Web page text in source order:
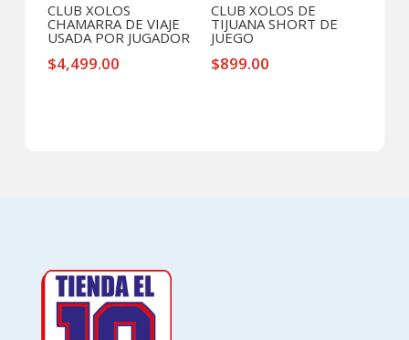
CLUB XOLOS
CHAMARRA DE VIAJE
USADA POR JUGADOR
$4,499.00
CLUB XOLOS DE
TIJUANA SHORT DE
JUEGO
$899.00